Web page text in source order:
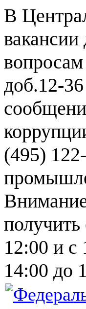
В
доб.12-
(495)
12:00 и с
14:00 до